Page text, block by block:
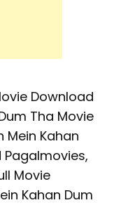
Download
Tha Movie
Mein Kahan
Pagalmovies,
Movie
Kahan Dum